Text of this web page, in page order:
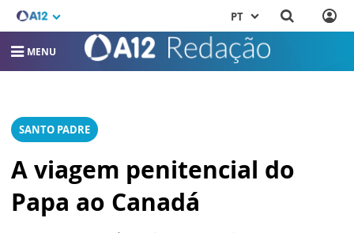
PT
MENU
SANTO PADRE
A viagem penitencial do
Papa ao Canadá